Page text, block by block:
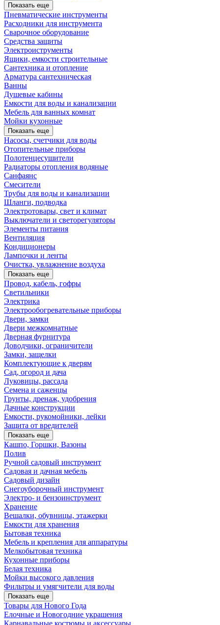
Показать еще
Пневматические инструменты
Расходники для инструмента
Сварочное оборудование
Средства защиты
Электроиструменты
Ящики, емкости строительные
Сантехника и отопление
Арматура сантехническая
Ванны
Душевые кабины
Емкости для воды и канализации
Мебель для ванных комнат
Мойки кухонные
Показать еще
Насосы, счетчики для воды
Отопительные приборы
Полотенцесушители
Радиаторы отопления водяные
Санфаянс
Смесители
Трубы для воды и канализации
Шланги, подводка
Электротовары, свет и климат
Выключатели и светорегуляторы
Элементы питания
Вентиляция
Кондиционеры
Лампочки и ленты
Очистка, увлажнение воздуха
Показать еще
Провод, кабель, гофры
Светильники
Электрика
Электрообогревательные приборы
Двери, замки
Двери межкомнатные
Дверная фурнитура
Доводчики, ограничители
Замки, защелки
Комплектующие к дверям
Сад, огород и дача
Луковицы, рассада
Семена и саженцы
Грунты, дренаж, удобрения
Дачные конструкции
Емкости, рукомойники, лейки
Защита от вредителей
Показать еще
Кашпо, Горшки, Вазоны
Полив
Ручной садовый инструмент
Садовая и дачная мебель
Садовый дизайн
Снегоуборочный инструмент
Электро- и бензоинструмент
Хранение
Вешалки, обувницы, этажерки
Емкости для хранения
Бытовая техника
Мебель и крепления для аппаратуры
Мелкобытовая техника
Кухонные приборы
Белая техника
Мойки высокого давления
Фильтры и умягчители для воды
Показать еще
Товары для Нового Года
Елочные и Новогодние украшения
Карнавальные костюмы и аксессуары